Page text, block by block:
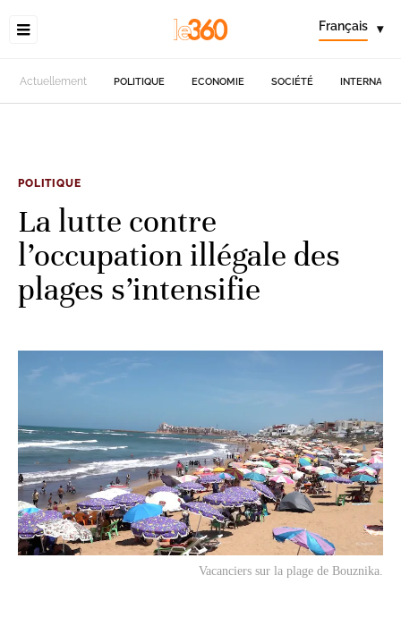
Français ▾
Actuellement POLITIQUE ECONOMIE SOCIÉTÉ
POLITIQUE
La lutte contre
l’occupation illégale des
plages s’intensifie
Vacanciers sur la plage de Bouznika.